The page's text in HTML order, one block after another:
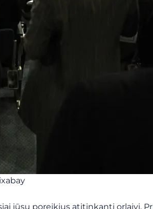
jūsų poreikius atitinkantį orlaivį.